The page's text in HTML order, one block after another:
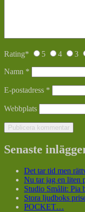
Rating* 5 4 3
Namn *
E-postadress *
Webbplats
Senaste
Det tar tid men
Nu tar jag en liten
Studio Smålit: Pia
Stora ljudboks
POCKET…